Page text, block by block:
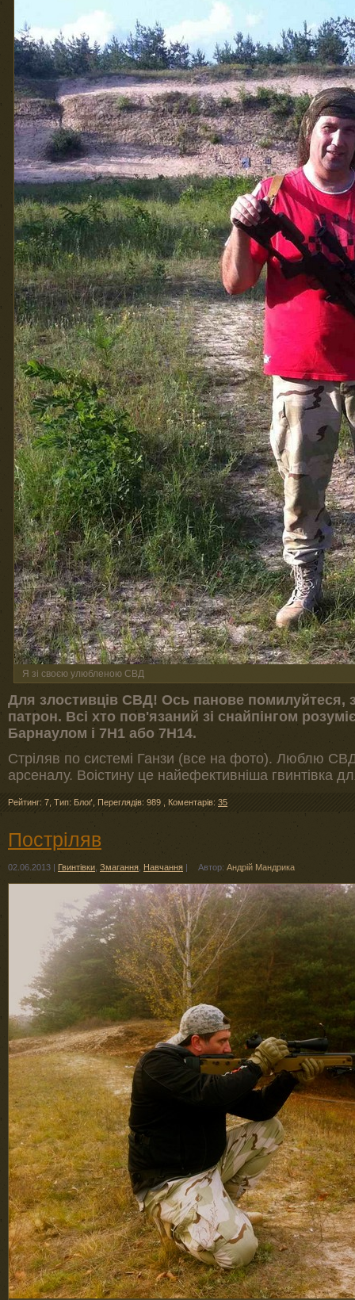
Я зі своєю улюбленою СВД
Для злостивців СВД! Ось панове помилуйтеся,
патрон. Всі хто пов'язаний зі снайпінгом
Барнаулом і 7Н1 або 7Н14.
Стріляв по системі Ганзи (все на фото). Люблю СВД
арсеналу. Воістину це найефективніша гвинтівка
Рейтинг: 7 Тип: Блоґ Переглядів: 989 Коментарів: 35
Постріляв
02.06.2013 | Гвинтівки Змагання Навчання | Автор: Андрій Мандрика